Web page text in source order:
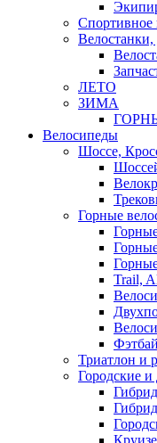
Спортивное
ЛЕТО
ЗИМА
Велосипеды
Шоссе,
Горные
Trail,
Триатлон и
Городские